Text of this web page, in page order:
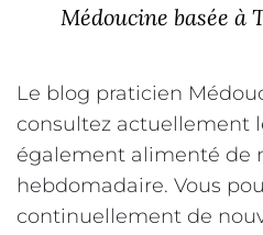
Médoucine basée à
Le blog praticien
consultez actuellement
également alimenté de
hebdomadaire. Vous
continuellement de